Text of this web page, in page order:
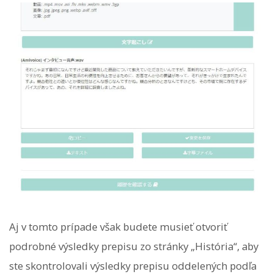
Aj v tomto prípade však budete musieť otvoriť
podrobné výsledky prepisu zo stránky „História“, aby
ste skontrolovali výsledky prepisu oddelených podľa